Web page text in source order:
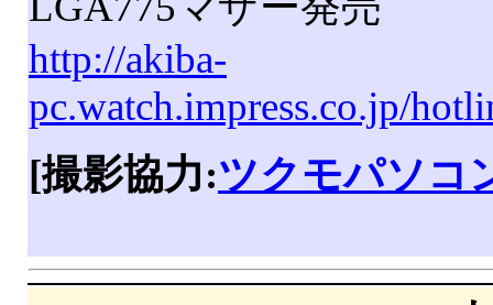
http://akiba-
pc.watch.impress.co.jp/
[撮影協力:ツクモパソコ